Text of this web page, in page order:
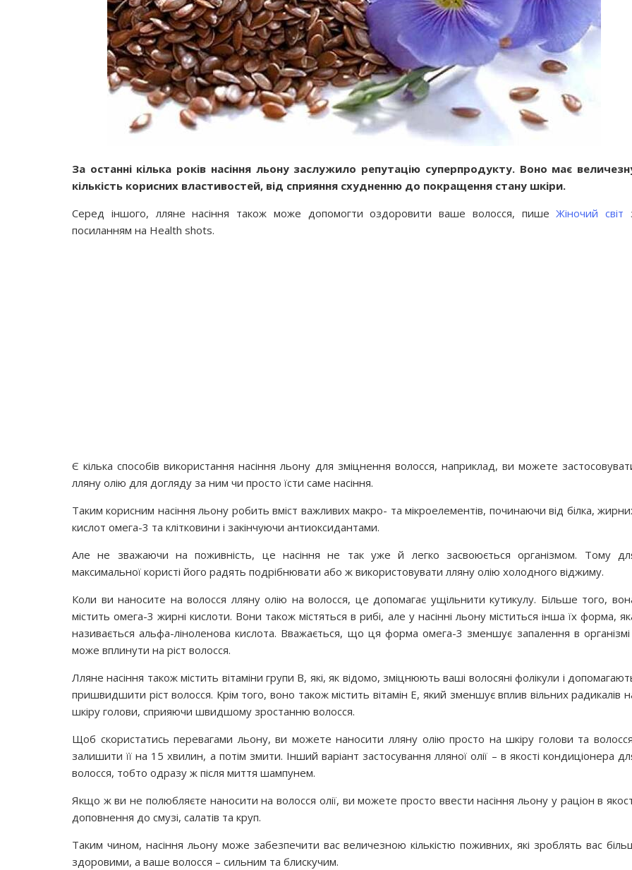
За останні кілька років насіння льону заслужило репутацію суперпродукту. Воно має
кількість корисних властивостей, від сприяння схудненню до покращення стану шкіри.
Серед іншого, лляне насіння також може допомогти оздоровити ваше волосся, пишеЖіночий світ
посиланням на Health shots.
Є кілька способів використання насіння льону для зміцнення волосся, наприклад, ви можете
лляну олію для догляду за ним чи просто їсти саме насіння.
Таким корисним насіння льону робить вміст важливих макро- та мікроелементів, починаючи від білка,
кислот омега-3 та клітковини і закінчуючи антиоксидантами.
Але не зважаючи на поживність, це насіння не так уже й легко засвоюється організмом. Тому
максимальної користі його радять подрібнювати або ж використовувати лляну олію холодного віджиму.
Коли ви наносите на волосся лляну олію на волосся, це допомагає ущільнити кутикулу. Більше того,
містить омега-3 жирні кислоти. Вони також містяться в рибі, але у насінні льону міститься інша їх форма,
називається альфа-ліноленова кислота. Вважається, що ця форма омега-3 зменшує запалення в організмі
може вплинути на ріст волосся.
Лляне насіння також містить вітаміни групи В, які, як відомо, зміцнюють ваші волосяні фолікули і
пришвидшити ріст волосся. Крім того, воно також містить вітамін Е, який зменшує вплив вільних радикалів
шкіру голови, сприяючи швидшому зростанню волосся.
Щоб скористатись перевагами льону, ви можете наносити лляну олію просто на шкіру голови та
залишити її на 15 хвилин, а потім змити. Інший варіант застосування лляної олії – в якості кондиціонера
волосся, тобто одразу ж після миття шампунем.
Якщо ж ви не полюбляєте наносити на волосся олії, ви можете просто ввести насіння льону у раціон в
доповнення до смузі, салатів та круп.
Таким чином, насіння льону може забезпечити вас величезною кількістю поживних, які зроблять вас
здоровими, а ваше волосся – сильним та блискучим.